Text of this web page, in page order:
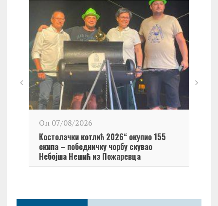
On 07/08/2026
Kостолачки котлић 2026“ окупио 155
екипа – победничку чорбу скувао
Небојша Нешић из Пожаревца